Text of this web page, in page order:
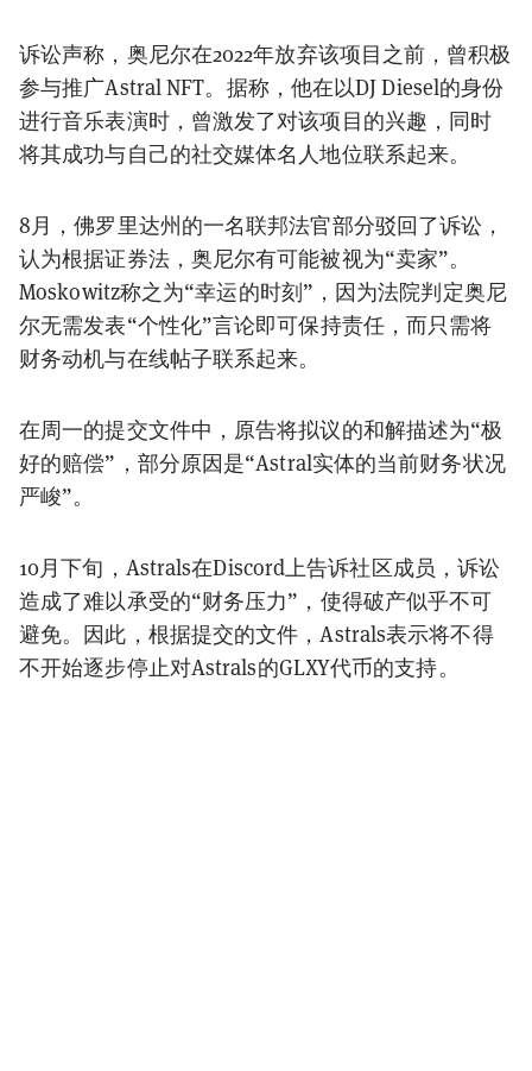
诉讼声称，奥尼尔在2022年放弃该项目之前，曾积极
参与推广Astral NFT。据称，他在以DJ Diesel的身份
进行音乐表演时，曾激发了对该项目的兴趣，同时
将其成功与自己的社交媒体名人地位联系起来。
8月，佛罗里达州的一名联邦法官部分驳回了诉讼，
认为根据证券法，奥尼尔有可能被视为“卖家”。
Moskowitz称之为“幸运的时刻”，因为法院判定奥尼
尔无需发表“个性化”言论即可保持责任，而只需将
财务动机与在线帖子联系起来。
在周一的提交文件中，原告将拟议的和解描述为“极
好的赔偿”，部分原因是“Astral实体的当前财务状况
严峻”。
10月下旬，Astrals在Discord上告诉社区成员，诉讼
造成了难以承受的“财务压力”，使得破产似乎不可
避免。因此，根据提交的文件，Astrals表示将不得
不开始逐步停止对Astrals的GLXY代币的支持。